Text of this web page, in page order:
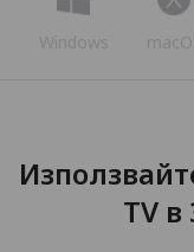
Windows
TV